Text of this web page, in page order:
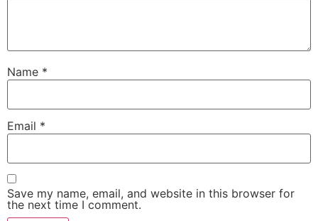
Name *
Email *
Save my name, email, and website in this browser for
the next time I comment.